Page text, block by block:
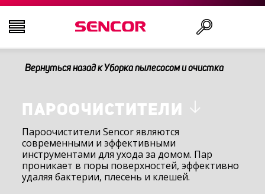
ТЕЛЕВИЗОРЫ
АУДИО-ВИДЕО
КУХНЯ
БЫТОВАЯ ТЕХНИКА
Вернуться назад к Уборка пылесосом и очистка
ПАРООЧИСТИТЕЛИ
Пароочистители Sencor являются
современными и эффективными
инструментами для ухода за домом. Пар
проникает в поры поверхностей, эффективно
удаляя бактерии, плесень и клешей.